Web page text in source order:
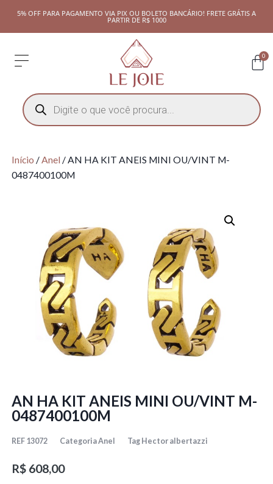
5% OFF PARA PAGAMENTO VIA PIX OU BOLETO BANCÁRIO! FRETE GRÁTIS A
PARTIR DE R$ 1000
0
Início /Anel / AN HA KIT ANEIS MINI OU/VINT M-
0487400100M
AN HA KIT ANEIS MINI OU/VINT M-
0487400100M
REF 13072 CategoriaAnel Tag Hector albertazzi
R$608,00